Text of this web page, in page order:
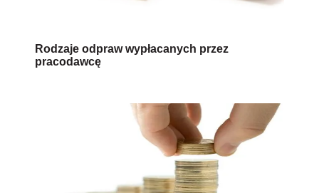
Rodzaje odpraw wypłacanych przez
pracodawcę